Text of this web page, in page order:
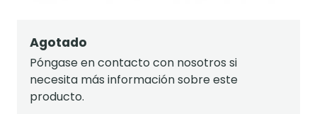
Agotado
Póngase en contacto con nosotros si
necesita más información sobre este
producto.